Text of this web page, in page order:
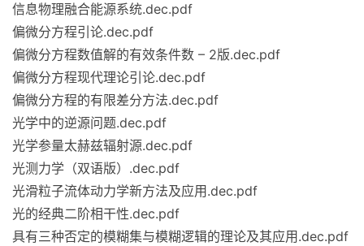
信息物理融合能源系统.dec.pdf
偏微分方程引论.dec.pdf
偏微分方程数值解的有效条件数 – 2版.dec.pdf
偏微分方程现代理论引论.dec.pdf
偏微分方程的有限差分方法.dec.pdf
光学中的逆源问题.dec.pdf
光学参量太赫兹辐射源.dec.pdf
光测力学（双语版）.dec.pdf
光滑粒子流体动力学新方法及应用.dec.pdf
光的经典二阶相干性.dec.pdf
具有三种否定的模糊集与模糊逻辑的理论及其应用.dec.pdf